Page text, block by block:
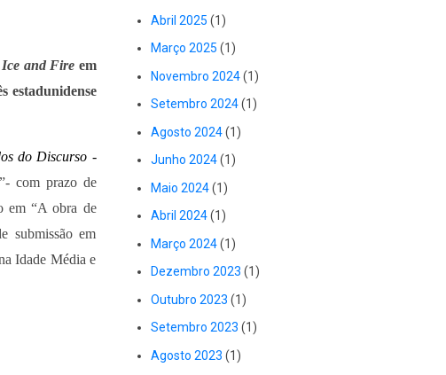
and Fire em
estadunidense
do Discurso -
com prazo de
em “A obra de
submissão em
Idade Média e
Abril 2025 (1)
Março 2025 (1)
Novembro 2024(1)
Setembro 2024(1)
Agosto 2024(1)
Junho 2024(1)
Maio 2024(1)
Abril 2024(1)
Março 2024(1)
Dezembro 2023 (1)
Outubro 2023 (1)
Setembro 2023 (1)
Agosto 2023 (1)